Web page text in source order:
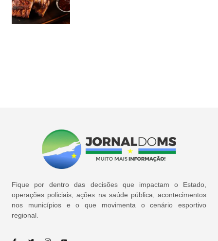
Fique por dentro das decisões que impactam o Estado,
operações policiais, ações na saúde pública, acontecimentos
nos municípios e o que movimenta o cenário esportivo
regional.